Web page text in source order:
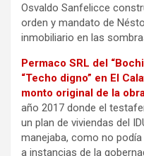
Osvaldo Sanfelicce
orden y mandato de
inmobiliario en las
Permaco SRL del
“Techo digno” en El
monto original de la
año 2017 donde el
un plan de viviendas del
manejaba, como no
a instancias de la